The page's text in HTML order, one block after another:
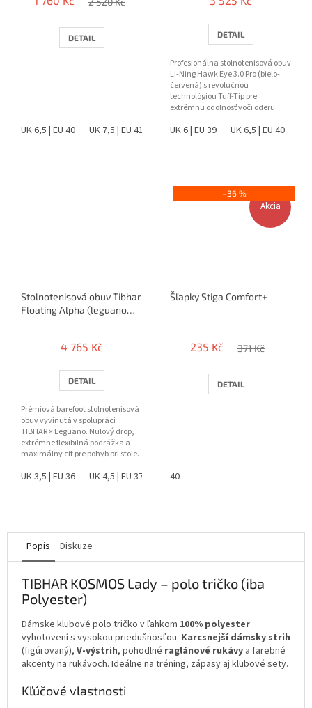
DETAIL
UK 6,5 | EU 40 UK 7,5 | EU 41
DETAIL
Profesionálna stolnotenisová obuv
Li-Ning Hawk Eye 3.0 Pro (bielo-
červená) s revolučnou
technológiou Tuff-Tip pre
extrémnu odolnosť voči oderu.
UK 6 | EU 39 UK 6,5 | EU 40
Stolnotenisová obuv Tibhar
Floating Alpha (leguano
4 765 Kč
DETAIL
Prémiová barefoot stolnotenisová
obuv vyvinutá v spolupráci
TIBHAR × Leguano. Nulový drop,
extrémne flexibilná podrážka a
maximálny cit pre pohyb pri stole.
UK 3,5 | EU 36 UK 4,5 | EU 37 UK 5 | EU 38
Akcia
–36 %
Šľapky Stiga Comfort+
235 Kč 371 Kč
DETAIL
40
Popis Diskuze
TIBHAR KOSMOS Lady – polo tričko (iba
Polyester)
Dámske klubové polo tričko v ľahkom 100% polyester
vyhotovení s vysokou priedušnosťou. Karcsnejší dámsky strih
(figúrovaný), V-výstrih, pohodlné raglánové rukávy a farebné
akcenty na rukávoch. Ideálne na tréning, zápasy aj klubové sety.
Kľúčové vlastnosti